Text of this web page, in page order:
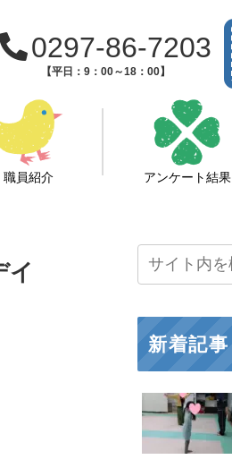
0297-86-7203
【平日：9：00～18：00】
職員紹介 アンケート結果
イ
新着記事